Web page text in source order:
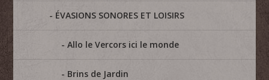
ÉVASIONS SONORES ET LOISIRS
Allo le Vercors ici le monde
Brins de Jardin